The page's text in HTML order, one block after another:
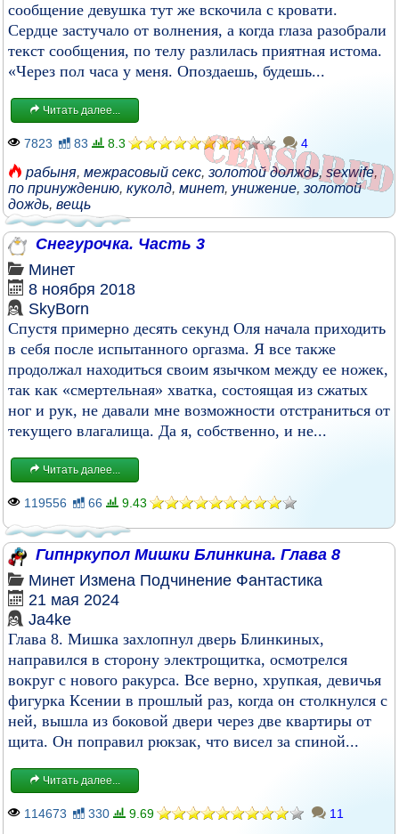
сообщение девушка тут же вскочила с кровати.
Сердце застучало от волнения, а когда глаза разобрали
текст сообщения, по телу разлилась приятная истома.
«Через пол часа у меня. Опоздаешь, будешь...
Читать далее...
7823 83 8.3 4
рабыня, межрасовый секс, золотой долждь,sexwife,
по принуждению, куколд, минет, унижение, золотой
дождь, вещь
Снегурочка. Часть 3
Минет
8 ноября 2018
SkyBorn
Спустя примерно десять секунд Оля начала приходить
в себя после испытанного оргазма. Я все также
продолжал находиться своим язычком между ее ножек,
так как «смертельная» хватка, состоящая из сжатых
ног и рук, не давали мне возможности отстраниться от
текущего влагалища. Да я, собственно, и не...
Читать далее...
119556 66 9.43
Гипнркупол Мишки Блинкина. Глава 8
Минет Измена Подчинение Фантастика
21 мая 2024
Ja4ke
Глава 8. Мишка захлопнул дверь Блинкиных,
направился в сторону электрощитка, осмотрелся
вокруг с нового ракурса. Все верно, хрупкая, девичья
фигурка Ксении в прошлый раз, когда он столкнулся с
ней, вышла из боковой двери через две квартиры от
щита. Он поправил рюкзак, что висел за спиной...
Читать далее...
114673 330 9.69 11